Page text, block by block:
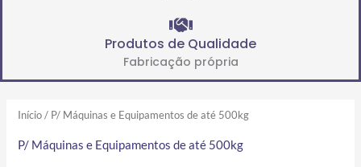
Produtos de Qualidade
Fabricação própria
Início/ P/ Máquinas e Equipamentos de até 500kg
P/ Máquinas e Equipamentos de até 500kg